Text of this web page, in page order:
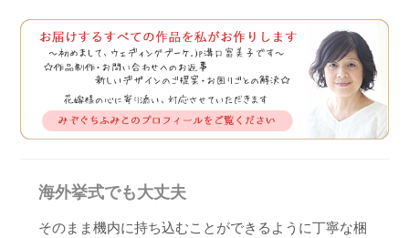
海外挙式でも大丈夫
そのまま機内に持ち込むことができるように丁寧な梱